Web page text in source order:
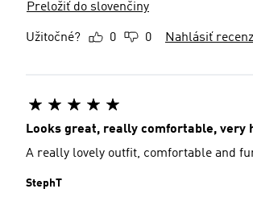
Preložiť do slovenčiny
Užitočné? 0 0 Nahlásiť
Looks great, really comfortable, very
A really lovely outfit, comfortable and
StephT